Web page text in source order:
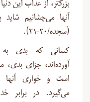
بزرگتر، از عذاب این
آنها می‌چشانیم شاید
(سجده/۲۰-۲۱).
کسانی که بدی
آورده‌اند، جزای بدی،
است و خواری آنها
می‌گیرد. در برابر